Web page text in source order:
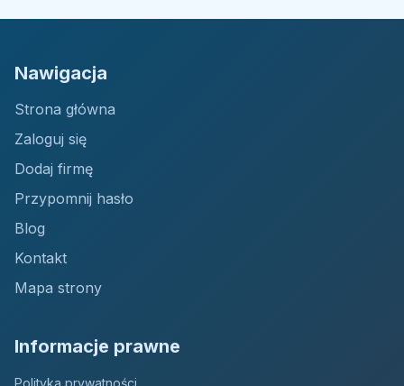
Nawigacja
Strona główna
Zaloguj się
Dodaj firmę
Przypomnij hasło
Blog
Kontakt
Mapa strony
Informacje prawne
Polityka prywatności